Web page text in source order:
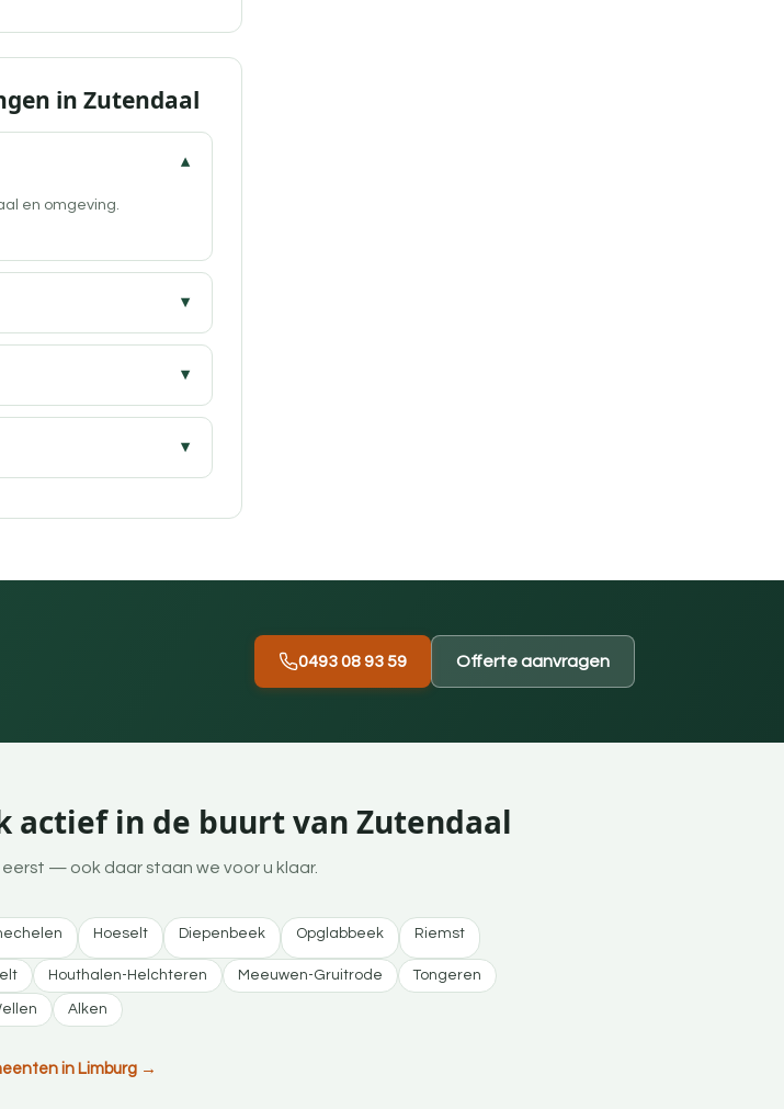
in Zutendaal
en omgeving.
0493 08 93 59 Offerte aanvragen
actief in de buurt van Zutendaal
— ook daar staan we voor u klaar.
Hoeselt Diepenbeek Opglabbeek Riemst
Houthalen-Helchteren Meeuwen-Gruitrode Tongeren
Alken
in Limburg →